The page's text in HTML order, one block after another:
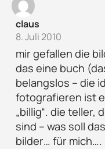
claus
8. Juli 2010
mir gefallen die
das eine buch
belangslos – die
fotografieren ist
„billig“. die teller,
sind – was soll
bilder… für mich….